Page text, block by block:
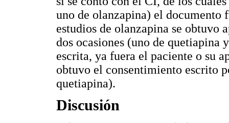
uno de olanzapina) el documento
estudios de olanzapina se obtuvo
dos ocasiones (uno de quetiapina
escrita, ya fuera el paciente o su
obtuvo el consentimiento escrito
quetiapina).
Discusión